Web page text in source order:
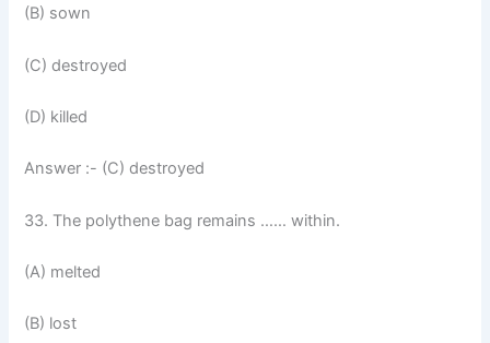
(B) sown
(C) destroyed
(D) killed
Answer :- (C) destroyed
33. The polythene bag remains …… within.
(A) melted
(B) lost